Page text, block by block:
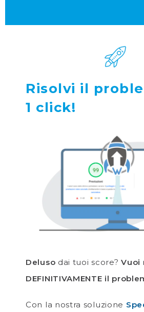
Risolvi il
1 click!
Deluso dai tuoi score?Vuoi
DEFINITIVAMENTE il
Con la nostra soluzione